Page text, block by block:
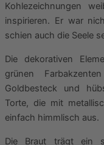
Kohlezeichnungen
inspirieren. Er war
schien auch die Seele
Die dekorativen
grünen
Goldbesteck und
Torte, die mit
einfach himmlisch aus.
Die Braut trägt ein